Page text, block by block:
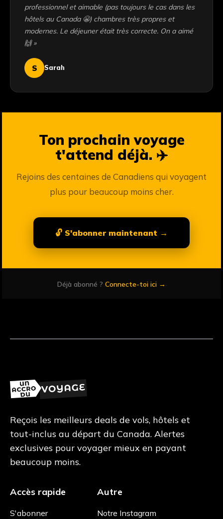
professionnel et aimable (pas toujours le cas dans les
hôtels au Canada 😬) chambres très propres et
modernes. Le déjeuner était très correcte. On a aimé
🙌 »
S Sarah
Ton prochain voyage
t'attend déjà. ✈️
Rejoins des centaines de Canadiens qui voyagent
plus pour beaucoup moins cher.
🔓 S'abonner maintenant →
Déjà abonné ? Connecte-toi ici →
Reçois les meilleurs deals de vols, hôtels et
tout-inclus au départ du Canada. Alertes
exclusives pour voyager mieux en payant
beaucoup moins.
Accès rapide
S'abonner
Autre
Notre Instagram